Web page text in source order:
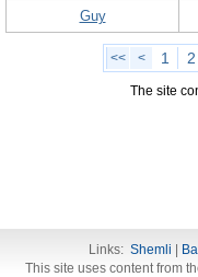
Guy
<< < 1 2
The site
Links: Shemli
This site uses content from